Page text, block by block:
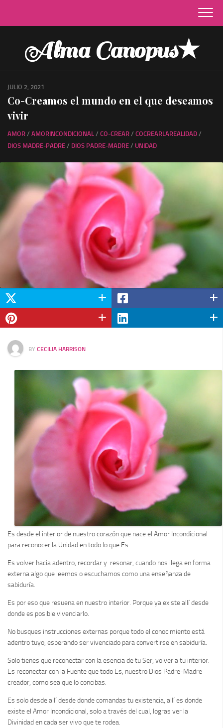
content
Alma Canopus★
JULIO 2, 2021
Co-Creamos el mundo en el que deseamos
vivir
AMOR / AMORINCONDICIONAL / CO-CREAR / COCREARLAREALIDAD /
DIOS MADRE-PADRE / DIOS PADRE-MADRE / UNIDAD
BY CECILIA HARRISON
Es desde el interior de nuestro corazón que nace el Amor Incondicional
para reconocer la Unidad en todo lo que Es.
Es volver hacia adentro, recordar y resonar, cuando nos llega en forma
externa algo que leemos o escuchamos como una enseñanza de
sabiduría.
Es por eso que resuena en nuestro interior. Porque ya existe allí desde
donde es posible vivenciarlo.
No busques instrucciones externas porque todo el conocimiento está
adentro tuyo, esperando ser vivenciado para convertirse en sabiduría.
Solo tienes que reconectar con la esencia de tu Ser, volver a tu interior.
Es reconectar con la Fuente que todo Es, nuestro Dios Padre-Madre
creador, como sea que lo concibas.
Es solo desde allí desde donde comandas tu existencia, allí es donde
existe el Amor Incondicional, solo a través del cual, logras ver la
Divinidad en cada ser vivo que te rodea.